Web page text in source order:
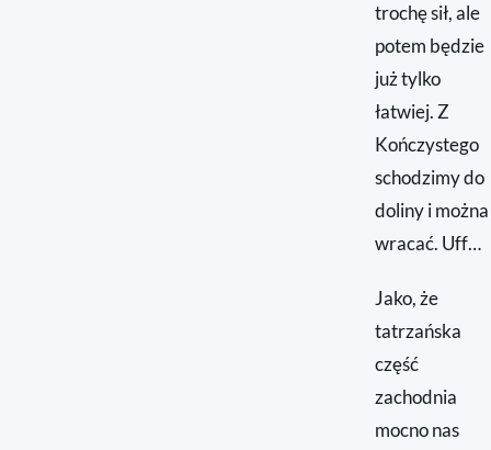
trochę sił, ale
potem będzie
już tylko
łatwiej. Z
Kończystego
schodzimy do
doliny i można
wracać. Uff…
Jako, że
tatrzańska
część
zachodnia
mocno nas